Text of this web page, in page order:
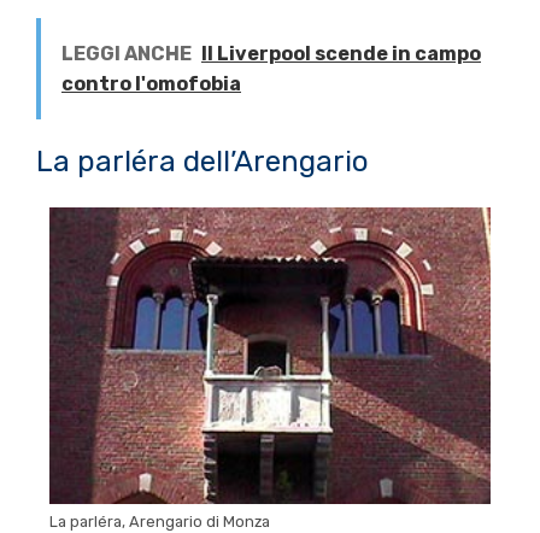
LEGGI ANCHE Il Liverpool scende in campo
contro l'omofobia
La parléra dell’Arengario
La parléra, Arengario di Monza